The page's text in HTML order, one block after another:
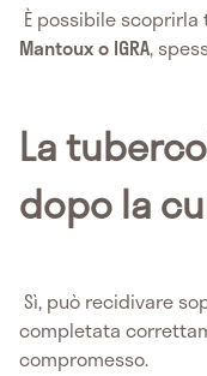
È possibile
Mantoux o IGRA,
La
dopo la
Sì, può recidivare
completata
compromesso.